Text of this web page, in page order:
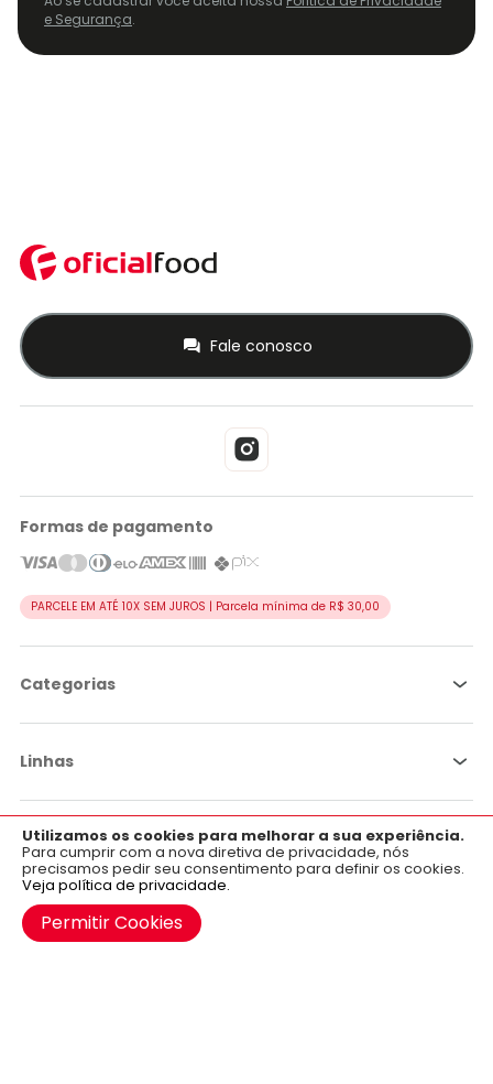
Utilizamos os cookies para melhorar a sua experiência.
Para cumprir com a nova diretiva de privacidade, nós
precisamos pedir seu consentimento para definir os cookies.
Veja política de privacidade.
Permitir Cookies
e Segurança.
Fale conosco
Formas de pagamento
PARCELE EM ATÉ 10X SEM JUROS | Parcela mínima de R$ 30,00
Categorias
Linhas
Por objetivo
Institucional
Aplicativo OficialFarma
Baixe já o nosso aplicativo para Android e iOS.
Google Play
×